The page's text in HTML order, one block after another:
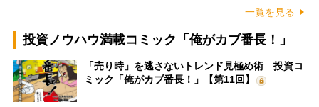
一覧を見る
投資ノウハウ満載コミック「俺がカブ番長！」
「売り時」を逃さないトレンド見極め術 投資コ
ミック「俺がカブ番長！」【第11回】